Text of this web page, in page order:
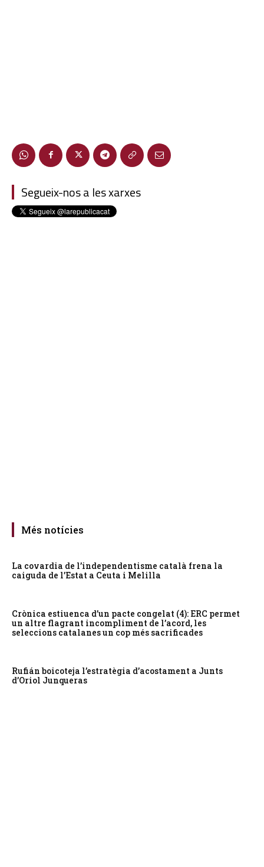
Segueix-nos a les xarxes
Més notícies
La covardia de l’independentisme català frena la
caiguda de l’Estat a Ceuta i Melilla
Crònica estiuenca d’un pacte congelat (4): ERC permet
un altre flagrant incompliment de l’acord, les
seleccions catalanes un cop més sacrificades
Rufián boicoteja l’estratègia d’acostament a Junts
d’Oriol Junqueras